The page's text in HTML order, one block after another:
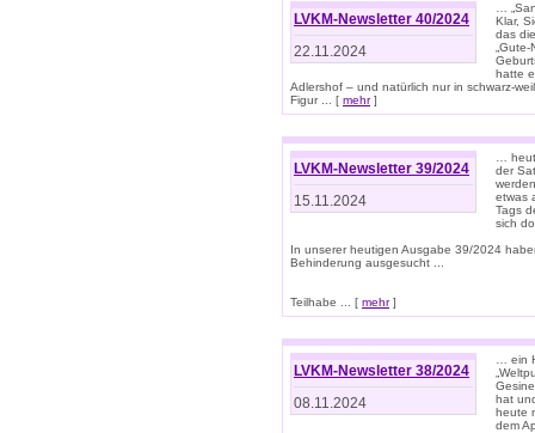
LVKM-Newsletter 40/2024
22.11.2024
…
Klar,
das
hatte
Adlershof – und natürlich nur in schwarz-
Figur ... [ mehr]
LVKM-Newsletter 39/2024
15.11.2024
…
der
etwas
Tags
sich
In unserer heutigen Ausgabe 39/2024
Behinderung ausgesucht ...
Teilhabe ... [ mehr]
LVKM-Newsletter 38/2024
08.11.2024
… ein
hat
heute
dem